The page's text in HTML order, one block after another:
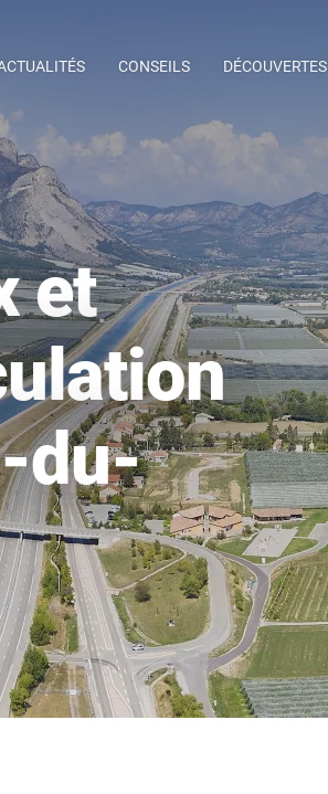
CONSEILS DÉCOUVERTES
et
du-